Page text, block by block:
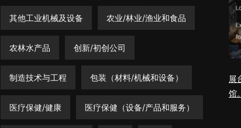
其他工业机械及设备 农业/林业/渔业和食品
农林水产品 创新/初创公司
制造技术与工程 包装（材料/机械和设备）
医疗保健/健康 医疗保健（设备/产品和服务）
展
馆。